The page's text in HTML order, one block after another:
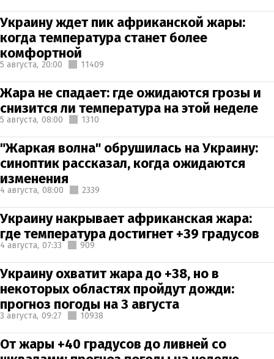
Украину ждет пик африканской жары:
когда температура станет более
комфортной
5 августа, 20:00 11409
Жара не спадает: где ожидаются грозы и
снизится ли температура на этой неделе
5 августа, 08:00 1310
"Жаркая волна" обрушилась на Украину:
синоптик рассказал, когда ожидаются
изменения
4 августа, 08:00 2339
Украину накрывает африканская жара:
где температура достигнет +39 градусов
4 августа, 07:33 909
Украину охватит жара до +38, но в
некоторых областях пройдут дожди:
прогноз погоды на 3 августа
3 августа, 09:27 10938
От жары +40 градусов до ливней со